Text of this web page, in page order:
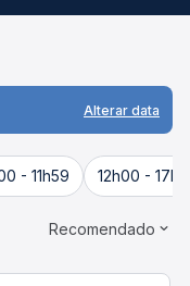
Alterar data
- 11h59 12h00 -
Recomendado